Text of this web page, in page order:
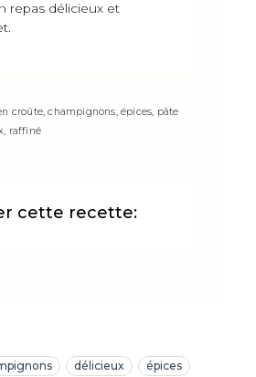
repas délicieux et
croûte, champignons, épices, pâte
raffiné
cette recette:
délicieux
épices